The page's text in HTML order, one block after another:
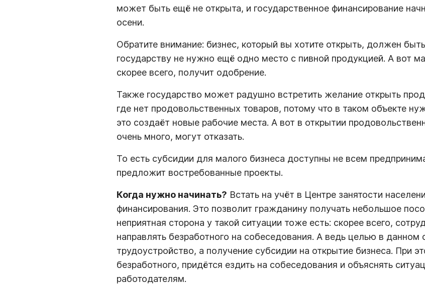
может быть ещё не открыта, и государственное финансирование
осени.
Обратите внимание: бизнес, который вы хотите открыть, должен
государству не нужно ещё одно место с пивной продукцией. А вот
скорее всего, получит одобрение.
Также государство может радушно встретить желание открыть
где нет продовольственных товаров, потому что в таком объекте
это создаёт новые рабочие места. А вот в открытии
очень много, могут отказать.
То есть субсидии для малого бизнеса доступны не всем
предложит востребованные проекты.
Когда нужно начинать? Встать на учёт в Центре занятости
финансирования. Это позволит гражданину получать небольшое
неприятная сторона у такой ситуации тоже есть: скорее всего,
направлять безработного на собеседования. А ведь целью в данном
трудоустройство, а получение субсидии на открытие бизнеса. При
безработного, придётся ездить на собеседования и объяснять
работодателям.